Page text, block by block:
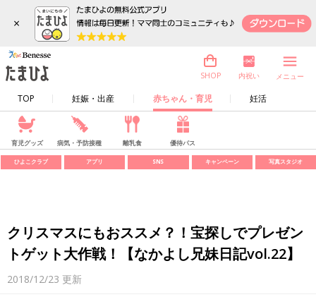
×
TOP 妊娠・出産 赤ちゃん・育児 妊活
SHOP 内祝い メニュー
育児グッズ 病気・予防接種 離乳食 優待パス
ひよこクラブ アプリ SNS キャンペーン 写真スタジオ
クリスマスにもおススメ？！宝探しでプレゼン
トゲット大作戦！【なかよし兄妹日記vol.22】
2018/12/23 更新